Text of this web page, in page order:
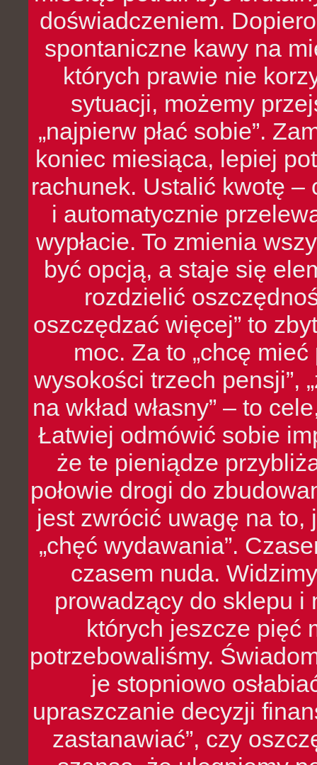
doświadczeniem.
spontaniczne kawy na
których prawie nie
sytuacji, możemy
„najpierw płać sobie”.
koniec miesiąca, lepiej
rachunek. Ustalić kwotę
i automatycznie
wypłacie. To zmienia
być opcją, a staje się
rozdzielić
oszczędzać więcej” to
moc. Za to „chcę
wysokości trzech pensji”,
na wkład własny” – to
Łatwiej odmówić sobie
że te pieniądze
połowie drogi do
jest zwrócić uwagę na to,
„chęć wydawania”.
czasem nuda.
prowadzący do sklepu i
których jeszcze pięć
potrzebowaliśmy.
je stopniowo
upraszczanie decyzji
zastanawiać”, czy